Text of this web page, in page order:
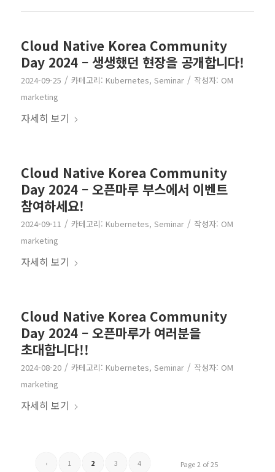
Cloud Native Korea Community
Day 2024 – 생생했던 현장을 공개합니다!
2024-09-25 / 카테고리: Kubernetes, Seminar / 작성자: OM
marketing
자세히 보기
Cloud Native Korea Community
Day 2024 – 오픈마루 부스에서 이벤트
참여하세요!
2024-09-11 / 카테고리: Kubernetes, Seminar / 작성자: OM
marketing
자세히 보기
Cloud Native Korea Community
Day 2024 – 오픈마루가 여러분을
초대합니다!!
2024-08-20 / 카테고리: Kubernetes, Seminar / 작성자: OM
marketing
자세히 보기
Page 2 of 25
‹ 1 2 3 4